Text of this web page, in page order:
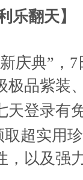
乐翻天】
庆典”，
极品紫装
天登录有
取超实用
，以及强